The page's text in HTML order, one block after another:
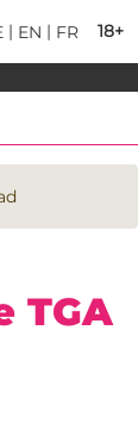
18+
| EN | FR
TGA